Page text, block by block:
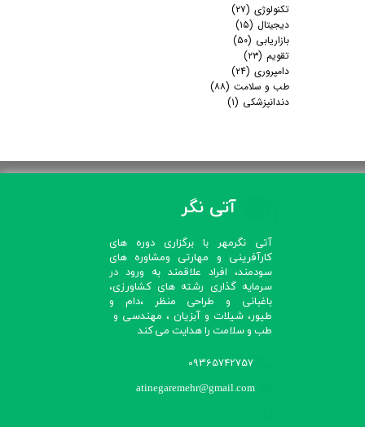
تکنولوژی (۲۷)
دیجیتال (۱۵)
بازاریابی (۵۰)
تقویم (۲۳)
دامپروری (۲۴)
طب و سلامت (۸۸)
دندانپزشکی (۱)
آتی نگر
آتی نگرمهر با برگزاری دوره های
کارآفرینی و مهارتی ومشاوره های
سودمند، افراد علاقمند به ورود در
سرمایه گذاری رشته های کشاورزی،
باغبانی و طراحی منظر ،دام و
طیور، شیلات و آبزیان ، مهندسی و
طب و سلامت را هدایت می کند​​​​​​​
09365742757
atinegaremehr@gmail.com